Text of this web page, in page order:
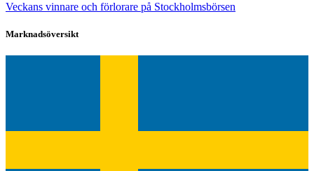
Veckans vinnare och förlorare på Stockholmsbörsen
Marknadsöversikt